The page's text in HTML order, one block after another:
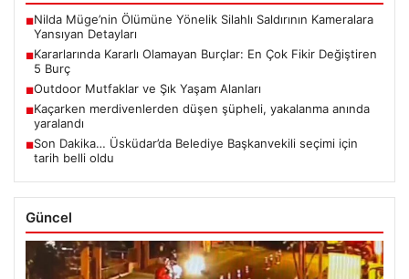
■Nilda Müge’nin Ölümüne Yönelik Silahlı Saldırının Kameralara
Yansıyan Detayları
■Kararlarında Kararlı Olamayan Burçlar: En Çok Fikir Değiştiren
5 Burç
■Outdoor Mutfaklar ve Şık Yaşam Alanları
■Kaçarken merdivenlerden düşen şüpheli, yakalanma anında
yaralandı
■Son Dakika… Üsküdar’da Belediye Başkanvekili seçimi için
tarih belli oldu
Güncel